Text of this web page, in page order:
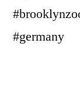
#germany